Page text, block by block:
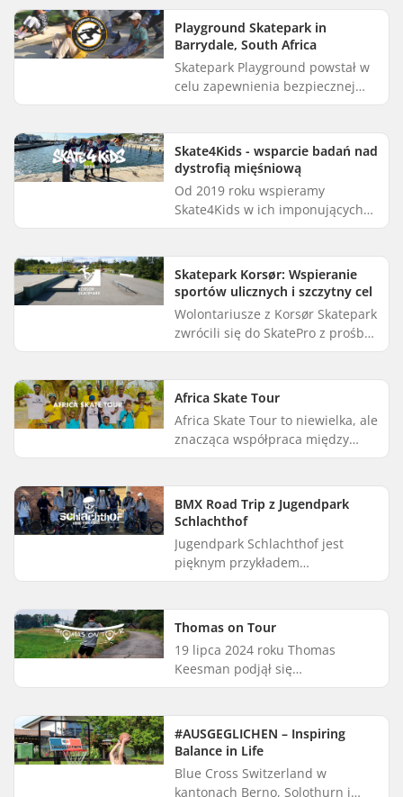
aktywność dla niedocenianej
młodzieży n...
Playground Skatepark in
Barrydale, South Africa
Skatepark Playground powstał w
celu zapewnienia bezpiecznej
przestrzeni rekreacyjnej dla
położonym 250 km na północny
wsch...
Skate4Kids - wsparcie badań nad
dystrofią mięśniową
Od 2019 roku wspieramy
Skate4Kids w ich imponujących
długodystansowych wyprawach
altruistycznego wsparcia dla
dzieci. W tym ro...
Skatepark Korsør: Wspieranie
sportów ulicznych i szczytny cel
Wolontariusze z Korsør Skatepark
zwrócili się do SkatePro z prośbą
o wsparcie ich corocznego święta
się w ramach ogóln...
Africa Skate Tour
Africa Skate Tour to niewielka, ale
znacząca współpraca między
SkatePro i senegalskim
Fadialasem. Zépé mieszka
obecnie w Europie...
BMX Road Trip z Jugendpark
Schlachthof
Jugendpark Schlachthof jest
pięknym przykładem
społeczności kulturowej, która
społeczne. Schlachthof to BMX- i
skat...
Thomas on Tour
19 lipca 2024 roku Thomas
Keesman podjął się
niesamowitego wyzwania
tygodni zamierzał pokonać 1020-
kilometrową trasę z ...
#AUSGEGLICHEN – Inspiring
Balance in Life
Blue Cross Switzerland w
kantonach Berno, Solothurn i